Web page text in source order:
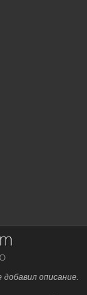
добавил описание.